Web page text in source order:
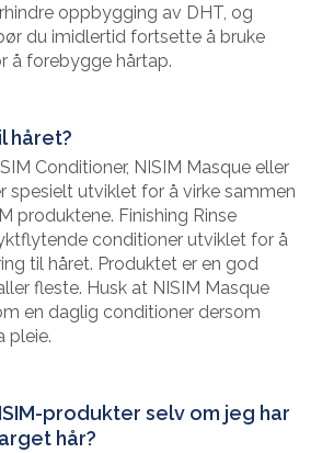
oppbygging av DHT, og
du imidlertid fortsette å bruke
å forebygge hårtap.
håret?
Conditioner, NISIM Masque eller
spesielt utviklet for å virke sammen
produktene. Finishing Rinse
conditioner utviklet for å
til håret. Produktet er en god
fleste. Husk at NISIM Masque
en daglig conditioner dersom
pleie.
produkter selv om jeg har
hår?